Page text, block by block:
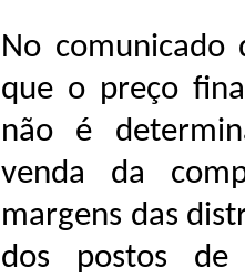
No comunicado
que o preço
não é
venda da
margens das
dos postos